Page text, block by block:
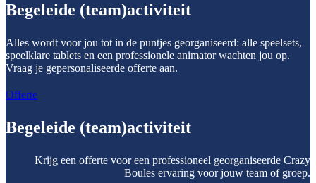
Begeleide (team)activiteit
Alles wordt voor jou tot in de puntjes georganiseerd: alle speelsets,
speelklare tablets en een professionele animator wachten jou op.
Vraag je gepersonaliseerde offerte aan.
Offerte
Begeleide (team)activiteit
Krijg een offerte voor een professioneel georganiseerde Crazy
Boules ervaring voor jouw team of groep.